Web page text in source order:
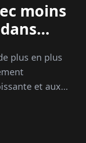
moins
plus en plus
et aux
décisif